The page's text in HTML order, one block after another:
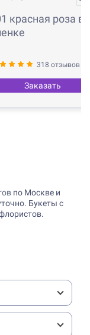
красная роза в
318 отзывов
Заказать
по Москве и
Букеты с